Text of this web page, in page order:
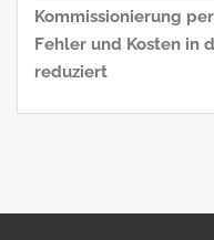
Kommissionierung
Fehler und Kosten in
reduziert